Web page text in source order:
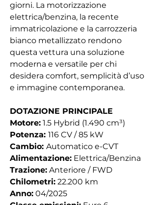
giorni. La motorizzazione
elettrica/benzina, la recente
immatricolazione e la carrozzeria
bianco metallizzato rendono
questa vettura una soluzione
moderna e versatile per chi
desidera comfort, semplicità d’uso
e immagine contemporanea.
DOTAZIONE PRINCIPALE
Motore: 1.5 Hybrid (1.490 cm³)
Potenza: 116 CV / 85 kW
Cambio: Automatico e-CVT
Alimentazione: Elettrica/Benzina
Trazione: Anteriore / FWD
Chilometri: 22.200 km
Anno: 04/2025